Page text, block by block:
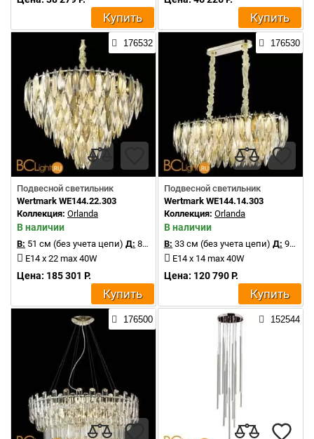
Купить Купить
176532
Подвесной светильник
Wertmark WE144.22.303
Коллекция: Orlanda
В наличии
В: 51 см (без учета цепи) Д: 80 см
E14 x 22 max 40W
Цена: 185 301 Р.
Купить
176530
Подвесной светильник
Wertmark WE144.14.303
Коллекция: Orlanda
В наличии
В: 33 см (без учета цепи) Д: 90 см
E14 x 14 max 40W
Цена: 120 790 Р.
Купить
176500 152544